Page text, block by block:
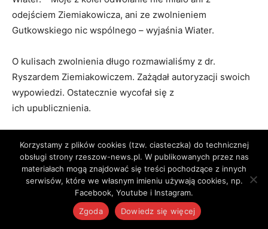
odejściem Ziemiakowicza, ani ze zwolnieniem
Gutkowskiego nic wspólnego – wyjaśnia Wiater.
O kulisach zwolnienia długo rozmawialiśmy z dr.
Ryszardem Ziemiakowiczem. Zażądał autoryzacji swoich
wypowiedzi. Ostatecznie wycofał się z
ich upublicznienia.
Ktoś kłamie
Korzystamy z plików cookies (tzw. ciasteczka) do technicznej
obsługi strony rzeszow-news.pl. W publikowanych przez nas
materiałach mogą znajdować się treści pochodzące z innych
serwisów, które we własnym imieniu używają cookies, np.
Facebook, Youtube i Instagram.
Zgoda
Dowiedz się więcej